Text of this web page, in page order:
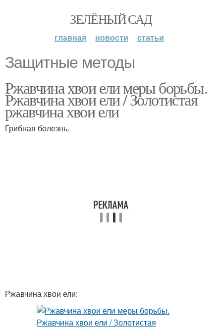
ЗЕЛЁНЫЙ САД
главная новости статьи
Защитные методы
Ржавчина хвои ели меры борьбы.
Ржавчина хвои ели / Золотистая
ржавчина хвои ели
Грибная болезнь.
Ржавчина хвои ели: